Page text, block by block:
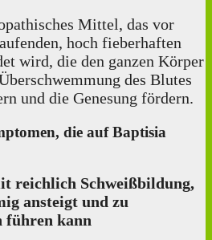
Mittel, das vor
hoch fieberhaften
wird, die den ganzen Körper
des Blutes
und die Genesung fördern.
die auf Baptisia
reichlich Schweißbildung,
ansteigt und zu
führen kann